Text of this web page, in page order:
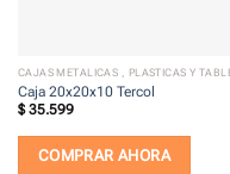
Caja 20x20x10 Tercol
$35.599
COMPRAR AHORA